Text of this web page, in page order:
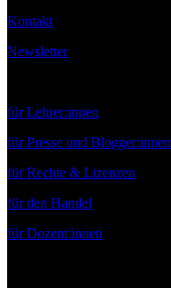
Kontakt
Newsletter
für Lehrer:innen
für Presse und Blogger:innen
für Rechte & Lizenzen
für den Handel
für Dozent:innen